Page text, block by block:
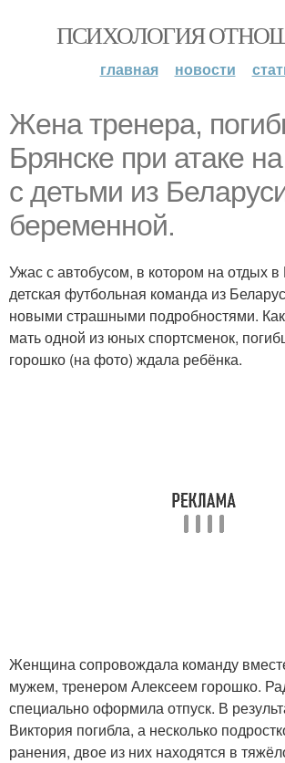
ПСИХОЛОГИЯ
главная новости
Жена тренера,
Брянске при атаке
с детьми из
беременной.
Ужас с автобусом, в котором на отдых
детская футбольная команда из
новыми страшными подробностями. Как
мать одной из юных спортсменок,
горошко (на фото) ждала ребёнка.
Женщина сопровождала команду
мужем, тренером Алексеем горошко.
специально оформила отпуск. В
Виктория погибла, а несколько
ранения, двое из них находятся в